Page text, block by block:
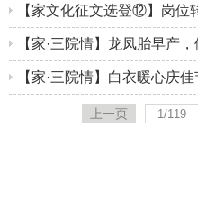
院药师以温情践行家文化
【家文化征文选登⑫】岗位
火 【家·三院情】龙凤胎早产
员紧急营救！
【家·三院情】白衣暖心庆
院神经医学中心5·12国际护
上一页